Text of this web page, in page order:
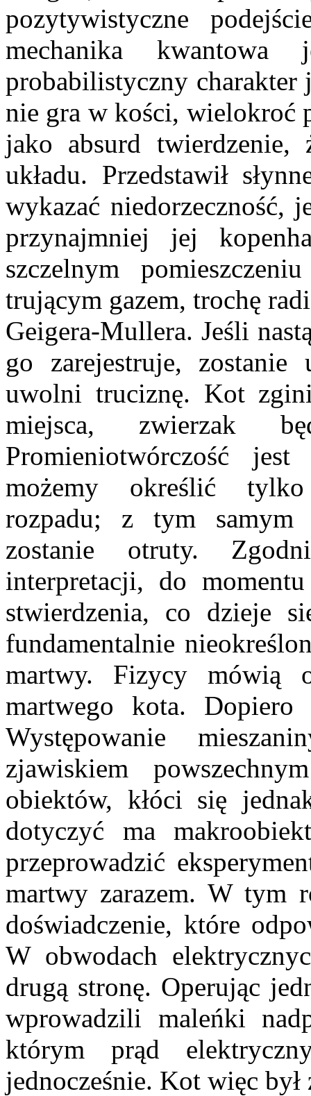
pozytywistyczne
mechanika
probabilistyczny charakter
nie gra w kości, wielokroć
jako absurd twierdzenie,
układu. Przedstawił
wykazać niedorzeczność,
przynajmniej jej
szczelnym
trującym gazem, trochę
Geigera-Mullera. Jeśli
go zarejestruje, zostanie
uwolni truciznę. Kot
miejsca, zwierzak
Promieniotwórczość
możemy określić tylko
rozpadu; z tym samym
zostanie otruty.
interpretacji, do
stwierdzenia, co dzieje
fundamentalnie
martwy. Fizycy mówią
martwego kota.
Występowanie
zjawiskiem
obiektów, kłóci się
dotyczyć ma
przeprowadzić
martwy zarazem. W tym
doświadczenie, które
W obwodach
drugą stronę. Operując
wprowadzili maleńki
którym prąd
jednocześnie. Kot więc